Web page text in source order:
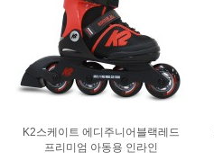
K2스케이트 에디주니어블랙레드
프리미엄 아동용 인라인